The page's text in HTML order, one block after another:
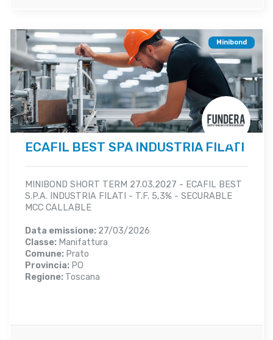
Minibond
ECAFIL BEST SPA INDUSTRIA FILATI
MINIBOND SHORT TERM 27.03.2027 - ECAFIL BEST
S.P.A. INDUSTRIA FILATI - T.F. 5,3% - SECURABLE
MCC CALLABLE
Data emissione: 27/03/2026
Classe: Manifattura
Comune: Prato
Provincia: PO
Regione: Toscana